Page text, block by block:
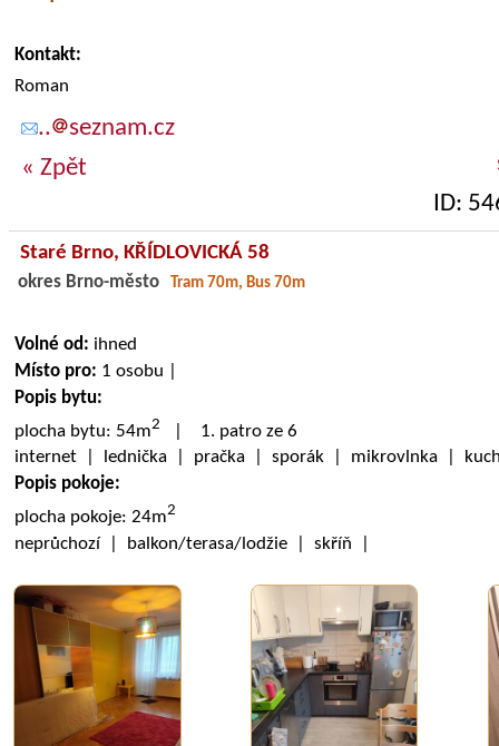
Kontakt:
Roman
..
seznam.cz
« Zpět
ID:
Staré Brno, KŘÍDLOVICKÁ 58
okres Brno-město Tram 70m, Bus 70m
Volné od: ihned
Místo pro: 1 osobu |
Popis bytu:
plocha bytu: 54m2
| 1. patro ze 6
internet | lednička | pračka | sporák | mikrovlnka |
Popis pokoje:
plocha pokoje: 24m2
neprůchozí | balkon/terasa/lodžie | skříň |